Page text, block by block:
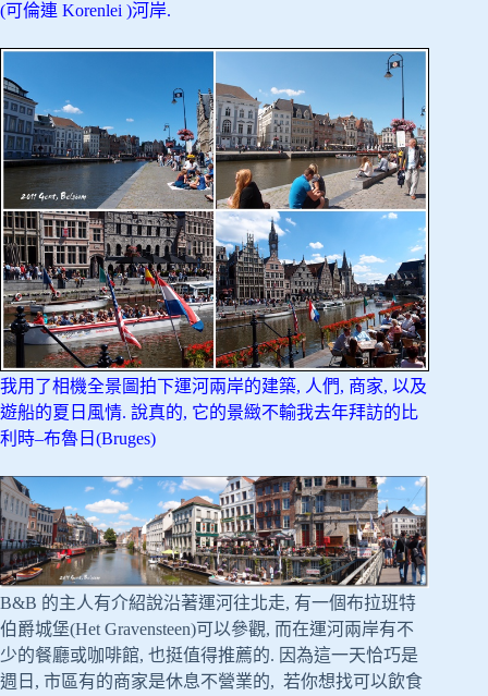
(可倫連 Korenlei )河岸.
我用了相機全景圖拍下運河兩岸的建築, 人們, 商家, 以及
遊船的夏日風情. 說真的, 它的景緻不輸我去年拜訪的比
利時–布魯日(Bruges)
B&B 的主人有介紹說沿著運河往北走, 有一個布拉班特
伯爵城堡(Het Gravensteen)可以參觀, 而在運河兩岸有不
少的餐廳或咖啡館, 也挺值得推薦的. 因為這一天恰巧是
週日, 市區有的商家是休息不營業的, 若你想找可以飲食